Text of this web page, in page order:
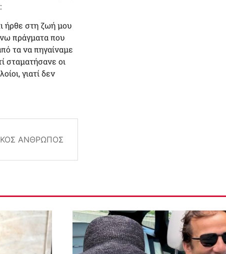
ήρθε στη ζωή μου
πράγματα που
τα να πηγαίναμε
σταματήσανε οι
γιατί δεν
ΆΝΘΡΩΠΟΣ